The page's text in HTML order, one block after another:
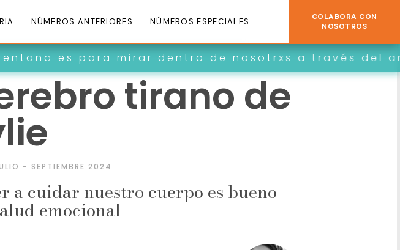
NÚMEROS ANTERIORES NÚMEROS ESPECIALES
COLABORA CON
NOSOTROS
para mirar dentro de nosotrxs a través del arte y la
tirano de
- SEPTIEMBRE 2024
a cuidar nuestro cuerpo es bueno
emocional